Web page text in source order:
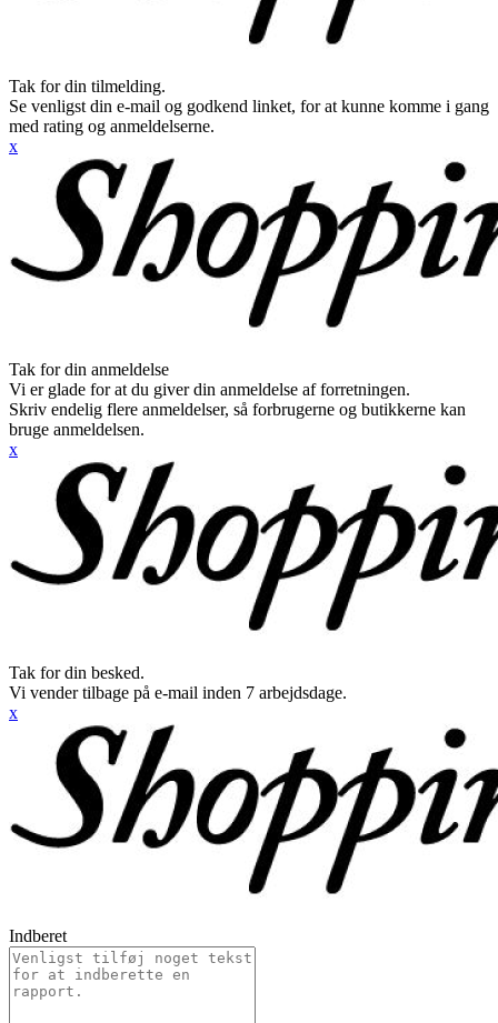
Tak for din tilmelding.
Se venligst din e-mail og godkend linket, for at kunne komme i gang
med rating og anmeldelserne.
x
Tak for din anmeldelse
Vi er glade for at du giver din anmeldelse af forretningen.
Skriv endelig flere anmeldelser, så forbrugerne og butikkerne kan
bruge anmeldelsen.
x
Tak for din besked.
Vi vender tilbage på e-mail inden 7 arbejdsdage.
x
Indberet